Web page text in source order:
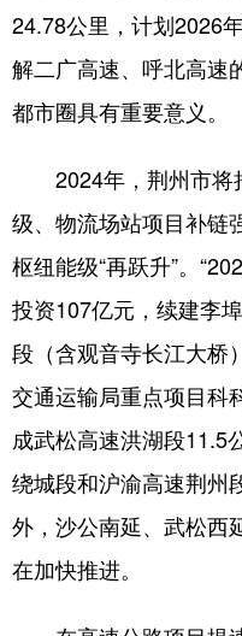
地方频道
北京 天津
辽宁 吉林
浙江 安徽
山东 河南
广东 广西
四川 贵州
陕西 甘肃
新疆
多语种频道
English
24.78公里，计划2026
解二广高速、呼北高速
都市圈具有重要意义。
2024年，荆州市将
级、物流场站项目补链
枢纽能级“再跃升”。
投资107亿元，续建李
段（含观音寺长江大桥
交通运输局重点项目科
成武松高速洪湖段11.5
绕城段和沪渝高速荆州
外，沙公南延、武松西
在加快推进。